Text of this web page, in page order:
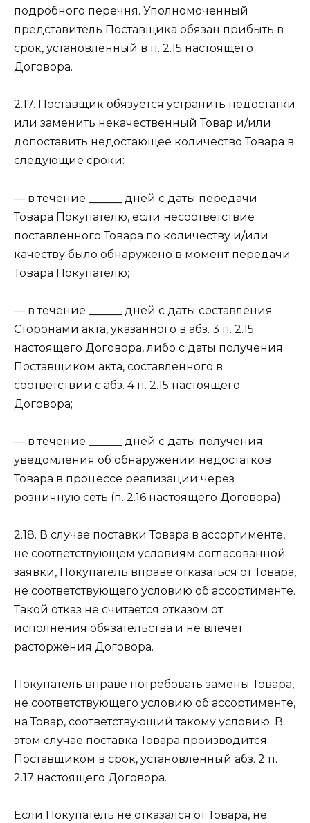
подробного перечня. Уполномоченный
представитель Поставщика обязан прибыть в
срок, установленный в п. 2.15 настоящего
Договора.
2.17. Поставщик обязуется устранить недостатки
или заменить некачественный Товар и/или
допоставить недостающее количество Товара в
следующие сроки:
— в течение ______ дней с даты передачи
Товара Покупателю, если несоответствие
поставленного Товара по количеству и/или
качеству было обнаружено в момент передачи
Товара Покупателю;
— в течение ______ дней с даты составления
Сторонами акта, указанного в абз. 3 п. 2.15
настоящего Договора, либо с даты получения
Поставщиком акта, составленного в
соответствии с абз. 4 п. 2.15 настоящего
Договора;
— в течение ______ дней с даты получения
уведомления об обнаружении недостатков
Товара в процессе реализации через
розничную сеть (п. 2.16 настоящего Договора).
2.18. В случае поставки Товара в ассортименте,
не соответствующем условиям согласованной
заявки, Покупатель вправе отказаться от Товара,
не соответствующего условию об ассортименте.
Такой отказ не считается отказом от
исполнения обязательства и не влечет
расторжения Договора.
Покупатель вправе потребовать замены Товара,
не соответствующего условию об ассортименте,
на Товар, соответствующий такому условию. В
этом случае поставка Товара производится
Поставщиком в срок, установленный абз. 2 п.
2.17 настоящего Договора.
Если Покупатель не отказался от Товара, не